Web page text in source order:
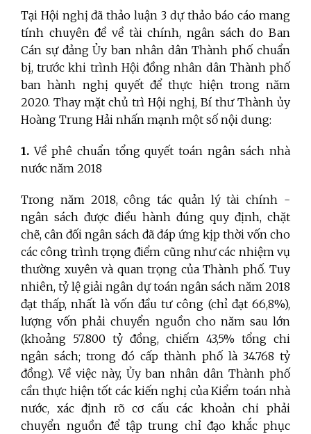
Tại Hội nghị đã thảo luận 3 dự thảo báo cáo mang
tính chuyên đề về tài chính, ngân sách do Ban
Cán sự đảng Ủy ban nhân dân Thành phố chuẩn
bị, trước khi trình Hội đồng nhân dân Thành phố
ban hành nghị quyết để thực hiện trong năm
2020. Thay mặt chủ trì Hội nghị, Bí thư Thành ủy
Hoàng Trung Hải nhấn mạnh một số nội dung:
1. Về phê chuẩn tổng quyết toán ngân sách nhà
nước năm 2018
Trong năm 2018, công tác quản lý tài chính -
ngân sách được điều hành đúng quy định, chặt
chẽ, cân đối ngân sách đã đáp ứng kịp thời vốn cho
các công trình trọng điểm cũng như các nhiệm vụ
thường xuyên và quan trọng của Thành phố. Tuy
nhiên, tỷ lệ giải ngân dự toán ngân sách năm 2018
đạt thấp, nhất là vốn đầu tư công (chỉ đạt 66,8%),
lượng vốn phải chuyển nguồn cho năm sau lớn
(khoảng 57.800 tỷ đồng, chiếm 43,5% tổng chi
ngân sách; trong đó cấp thành phố là 34.768 tỷ
đồng). Về việc này, Ủy ban nhân dân Thành phố
cần thực hiện tốt các kiến nghị của Kiểm toán nhà
nước, xác định rõ cơ cấu các khoản chi phải
chuyển nguồn để tập trung chỉ đạo khắc phục